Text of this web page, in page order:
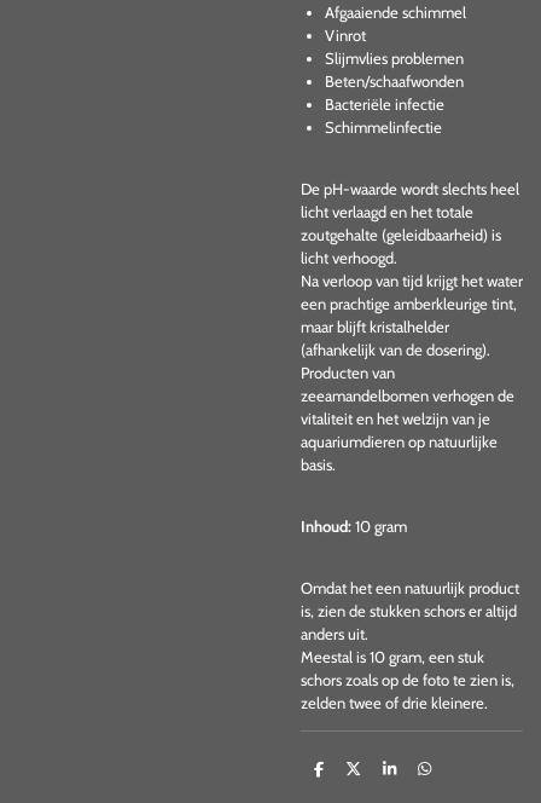
Afgaaiende schimmel
Vinrot
Slijmvlies problemen
Beten/schaafwonden
Bacteriële infectie
Schimmelinfectie
De pH-waarde wordt slechts heel
licht verlaagd en het totale
zoutgehalte (geleidbaarheid) is
licht verhoogd.
Na verloop van tijd krijgt het water
een prachtige amberkleurige tint,
maar blijft kristalhelder
(afhankelijk van de dosering).
Producten van
zeeamandelbomen verhogen de
vitaliteit en het welzijn van je
aquariumdieren op natuurlijke
basis.
Inhoud:10 gram
Omdat het een natuurlijk product
is, zien de stukken schors er altijd
anders uit.
Meestal is 10 gram, een stuk
schors zoals op de foto te zien is,
zelden twee of drie kleinere.
D
D
S
D